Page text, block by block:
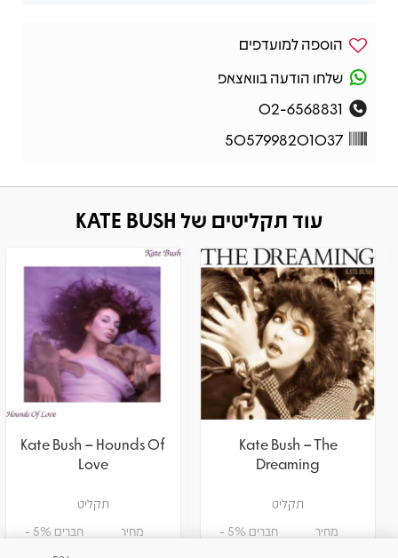
הוספה למועדפים
שלחו הודעה בוואצאפ
02-6568831
5057998201037
עוד תקליטים של KATE BUSH
Kate Bush – The
Dreaming
תקליט
מחיר חברים 5% -
Kate Bush – Hounds Of
Love
תקליט
מחיר חברים 5% -